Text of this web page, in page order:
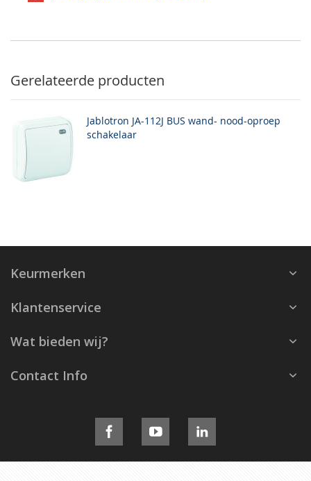
Gerelateerde producten
Jablotron JA-112J BUS wand- nood-oproep
schakelaar
Keurmerken
Klantenservice
Wat bieden wij?
Contact Info